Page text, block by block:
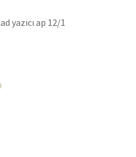
yazıcı ap 12/1